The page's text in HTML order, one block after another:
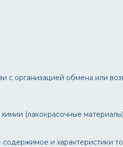
с организацией обмена или
(лакокрасочные
и характеристики